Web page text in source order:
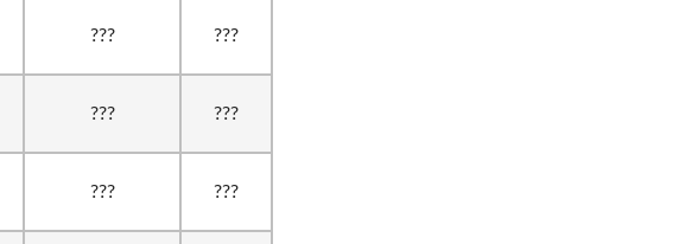
??? ???
??? ???
??? ???